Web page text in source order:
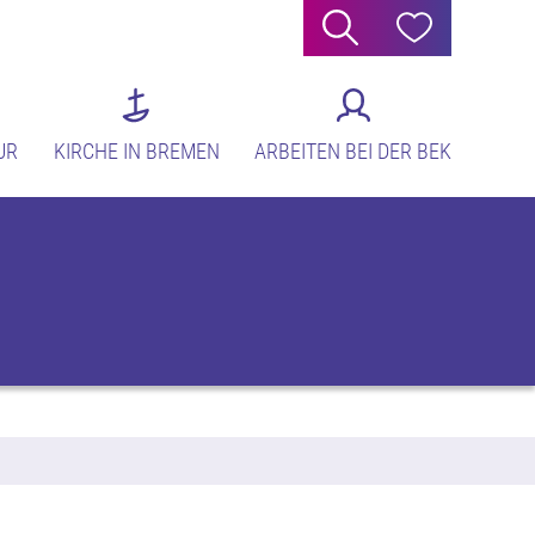
Suche Hilfe
KIRCHE IN BREMEN ARBEITEN BEI DER BEK